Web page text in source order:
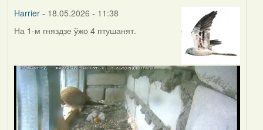
Harrier- 18.05.2026 - 11:38
На 1-м гняздзе ўжо 4 птушанят.